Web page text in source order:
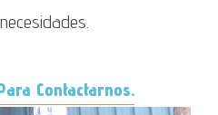
Contactarnos.